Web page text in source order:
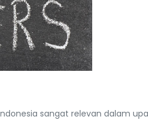
sangat relevan dalam